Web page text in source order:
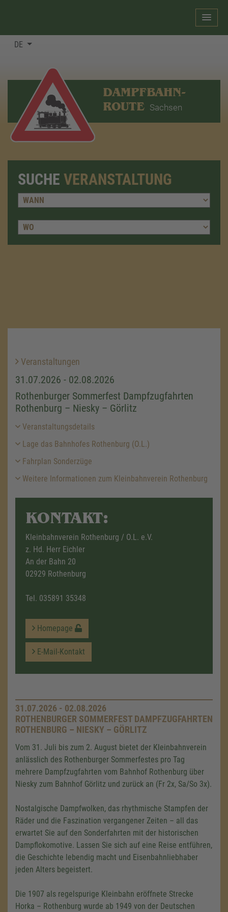
DE
DAMPFBAHN-
ROUTE Sachsen
SUCHE VERANSTALTUNG
Veranstaltungen
31.07.2026 - 02.08.2026
Rothenburger Sommerfest Dampfzugfahrten
Rothenburg – Niesky – Görlitz
Veranstaltungsdetails
Lage das Bahnhofes Rothenburg (O.L.)
Fahrplan Sonderzüge
Weitere Informationen zum Kleinbahnverein Rothenburg
KONTAKT:
Kleinbahnverein Rothenburg / O.L. e.V.
z. Hd. Herr Eichler
An der Bahn 20
02929 Rothenburg
Tel. 035891 35348
Homepage
E-Mail-Kontakt
31.07.2026 - 02.08.2026
ROTHENBURGER SOMMERFEST DAMPFZUGFAHRTEN
ROTHENBURG – NIESKY – GÖRLITZ
Vom 31. Juli bis zum 2. August bietet der Kleinbahnverein
anlässlich des Rothenburger Sommerfestes pro Tag
mehrere Dampfzugfahrten vom Bahnhof Rothenburg über
Niesky zum Bahnhof Görlitz und zurück an (Fr 2x, Sa/So 3x).
Nostalgische Dampfwolken, das rhythmische Stampfen der
Räder und die Faszination vergangener Zeiten – all das
erwartet Sie auf den Sonderfahrten mit der historischen
Dampflokomotive. Lassen Sie sich auf eine Reise entführen,
die Geschichte lebendig macht und Eisenbahnliebhaber
jeden Alters begeistert.
Die 1907 als regelspurige Kleinbahn eröffnete Strecke
Horka – Rothenburg wurde ab 1949 von der Deutschen